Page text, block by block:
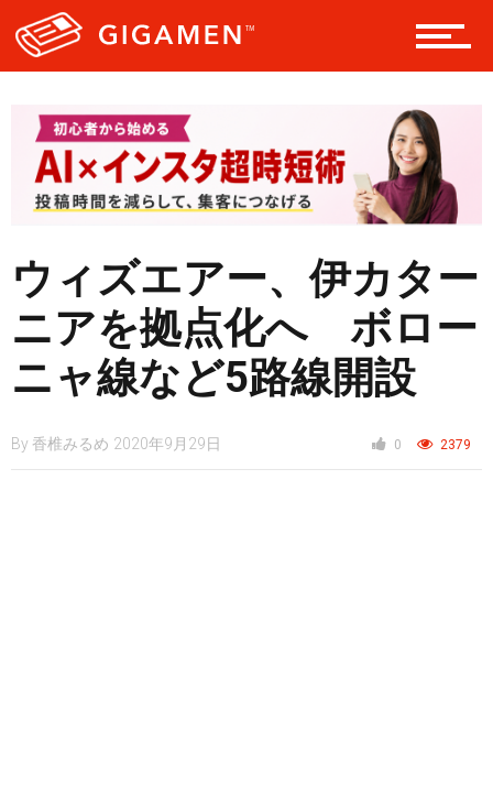
スタイル
仮想通貨
スマートフォン
ニュース
ウィズエアー、伊カター
ニアを拠点化へ ボロー
ニャ線など5路線開設
By 香椎みるめ 2020年9月29日 0 2379